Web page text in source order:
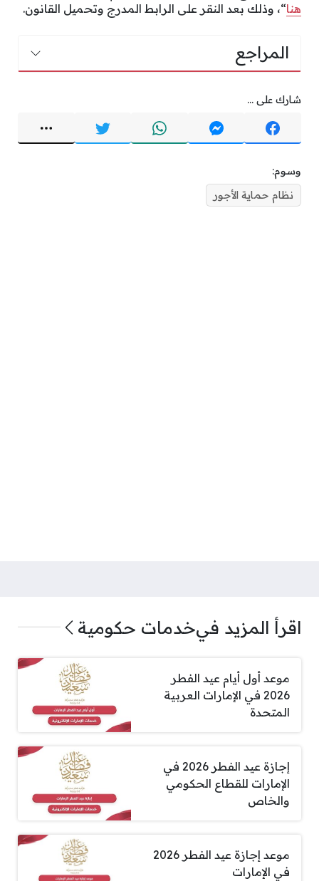
هنا“، وذلك بعد النقر على الرابط المدرج وتحميل القانون.
المراجع
شارك على ...
وسوم:
نظام حماية الأجور
اقرأ المزيد فيخدمات حكومية
موعد أول أيام عيد الفطر
2026 في الإمارات العربية
المتحدة
إجازة عيد الفطر 2026 في
الإمارات للقطاع الحكومي
والخاص
موعد إجازة عيد الفطر 2026
في الإمارات